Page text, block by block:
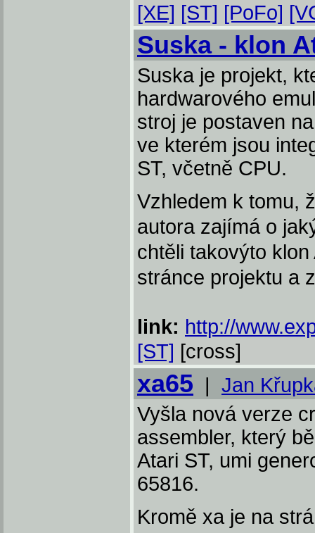
[XE] [ST] [PoFo]
Suska - klon
Suska je projekt,
hardwarového
stroj je postaven
ve kterém jsou
ST, včetně CPU.
Vzhledem k tomu,
autora zajímá o
chtěli takovýto
stránce projektu a
link: http://
[ST] [cross]
xa65 | Jan
Vyšla nová verze
assembler, který
Atari ST, umi
65816.
Kromě xa je na